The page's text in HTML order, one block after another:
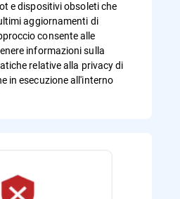
e dispositivi obsoleti che
aggiornamenti di
consente alle
informazioni sulla
relative alla privacy di
in esecuzione all'interno